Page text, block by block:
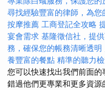
尋找經驗豐富的律師，為
按摩推薦 工商登記全攻略
宴會需求 基隆徵信社，提
務，確保您的帳務清晰透明
養豐富的餐點 精準的聽力
您可以快速找出我們前面
錯過他們更專業和更多資